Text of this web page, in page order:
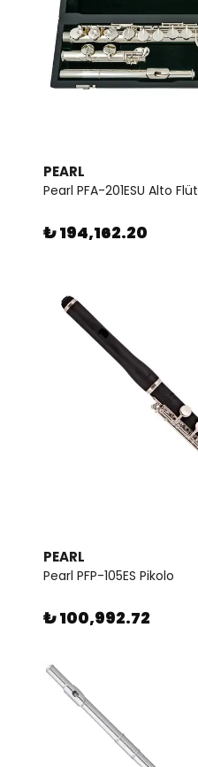
PEARL
Pearl PFA-201ESU Alto Flüt
₺ 194,162.20
PEARL
Pearl PFP-105ES Pikolo
₺ 100,992.72